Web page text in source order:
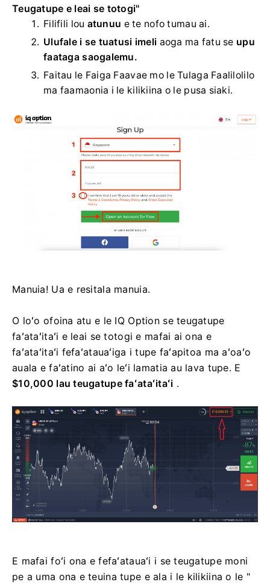
Teugatupe e leai se totogi"
Filifili lou atunuu e te nofo tumau ai.
Ulufale i se tuatusi imeli aoga ma fatu se upu
faataga saogalemu.
Faitau le Faiga Faavae mo le Tulaga Faalilolilo
ma faamaonia i le kilikiina o le pusa siaki.
Manuia! ​​Ua e resitala manuia.
O loʻo ofoina atu e le IQ Option se teugatupe
faʻataʻitaʻi e leai se totogi e mafai ai ona e
faʻataʻitaʻi fefaʻatauaʻiga i tupe faʻapitoa ma aʻoaʻo
auala e faʻatino ai aʻo leʻi lamatia au lava tupe. E
$10,000 lau teugatupe faʻataʻitaʻi .
E mafai foʻi ona e fefaʻatauaʻi i se teugatupe moni
pe a uma ona e teuina tupe e ala i le kilikiina o le "